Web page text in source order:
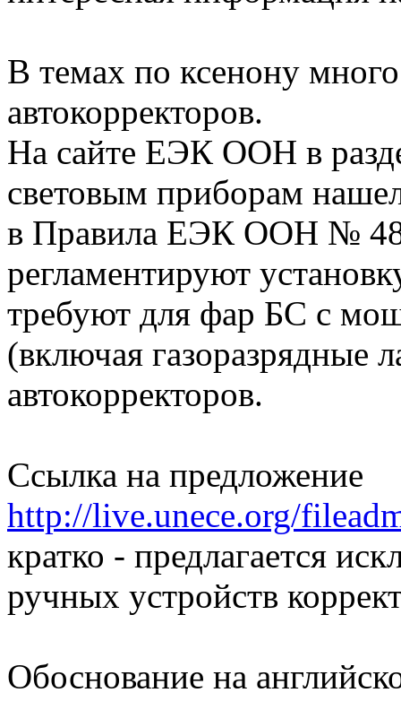
В темах по ксенону
автокорректоров.
На сайте ЕЭК ООН в
световым приборам
в Правила ЕЭК ООН № 48,
регламентируют
требуют для фар БС с
(включая газоразрядные
автокорректоров.
Ссылка на предложение
http://live.unece.org/
кратко - предлагается
ручных устройств
Обоснование на